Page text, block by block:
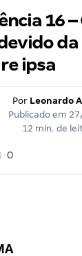
16 –
da
ipsa
Por Leonardo
Publicado em
12 min. de
0